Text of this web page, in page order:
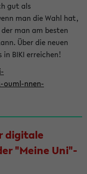
gut als
man die Wahl hat,
man am besten
Über die neuen
BIKI erreichen!
ouml-nnen-
digitale
"Meine Uni"-